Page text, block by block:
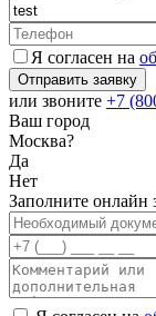
Я согласен на
или звоните +7
Ваш город
Москва?
Да
Нет
Заполните онлайн